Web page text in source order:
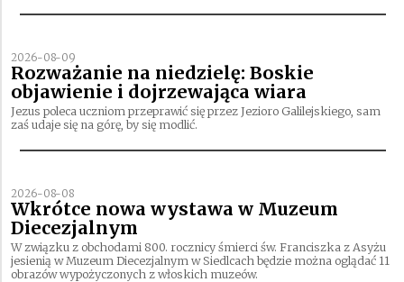
2026-08-09
Rozważanie na niedzielę: Boskie
objawienie i dojrzewająca wiara
Jezus poleca uczniom przeprawić się przez Jezioro Galilejskiego, sam
zaś udaje się na górę, by się modlić.
2026-08-08
Wkrótce nowa wystawa w Muzeum
Diecezjalnym
W związku z obchodami 800. rocznicy śmierci św. Franciszka z Asyżu
jesienią w Muzeum Diecezjalnym w Siedlcach będzie można oglądać 11
obrazów wypożyczonych z włoskich muzeów.